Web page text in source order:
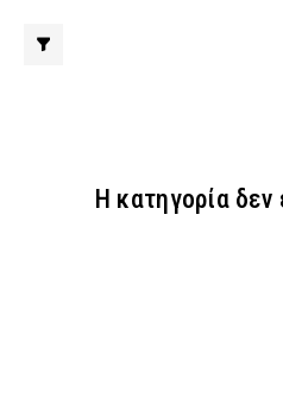
Η κατηγορία δεν